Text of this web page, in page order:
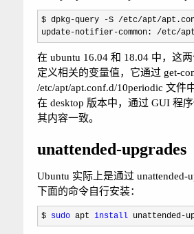
$ dpkg-query -S /etc/apt/
update-notifier-common: /etc/
在 ubuntu 16.04 和 18.04 中，这
定义相关的变量值，它通过 get-
/etc/apt/apt.conf.d/10periodic 文
在 desktop 版本中，通过 GUI 程
其内容一致。
unattended-upgrades
Ubuntu 实际上是通过
下面的命令自行安装：
$ sudo apt install unattended-